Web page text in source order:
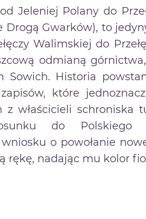
Jeleniej Polany do
Gwarków), to
Walimskiej do
odmianą
Sowich. Historia
które
właścicieli schroniska
do Polskiego
o powołanie
rękę, nadając mu kolor